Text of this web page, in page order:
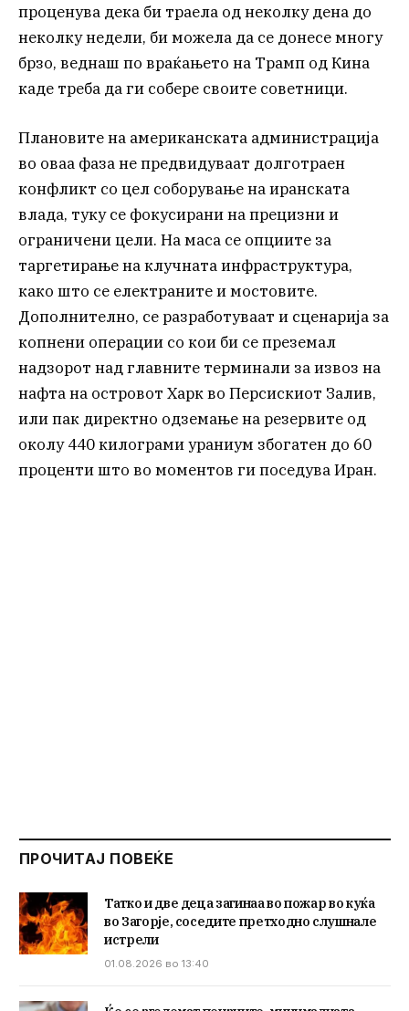
проценува дека би траела од неколку дена до
неколку недели, би можела да се донесе многу
брзо, веднаш по враќањето на Трамп од Кина
каде треба да ги собере своите советници.
Плановите на американската администрација
во оваа фаза не предвидуваат долготраен
конфликт со цел соборување на иранската
влада, туку се фокусирани на прецизни и
ограничени цели. На маса се опциите за
таргетирање на клучната инфраструктура,
како што се електраните и мостовите.
Дополнително, се разработуваат и сценарија за
копнени операции со кои би се преземал
надзорот над главните терминали за извоз на
нафта на островот Харк во Персискиот Залив,
или пак директно одземање на резервите од
околу 440 килограми ураниум збогатен до 60
проценти што во моментов ги поседува Иран.
ПРОЧИТАЈ ПОВЕЌЕ
Татко и две деца загинаа во пожар во куќа
во Загорје, соседите претходно слушнале
истрели
01.08.2026 во 13:40